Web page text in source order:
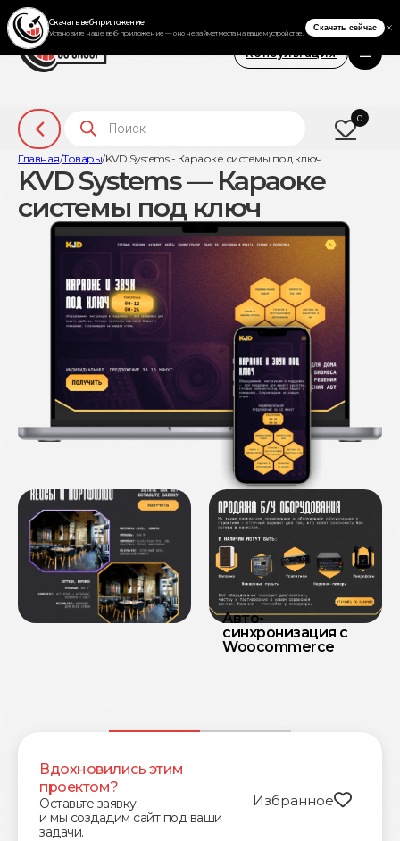
Консультация
0
Главная/Товары/KVD Systems - Караоке системы под ключ
KVD Systems — Караоке
системы под ключ
Авто-
синхронизация с
Woocommerce
Вдохновились этим
проектом?
Оставьте заявку
и мы создадим сайт под ваши
задачи.
Избранное